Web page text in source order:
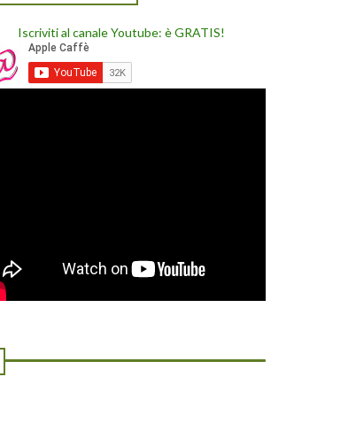
Iscriviti al canale Youtube: è GRATIS!